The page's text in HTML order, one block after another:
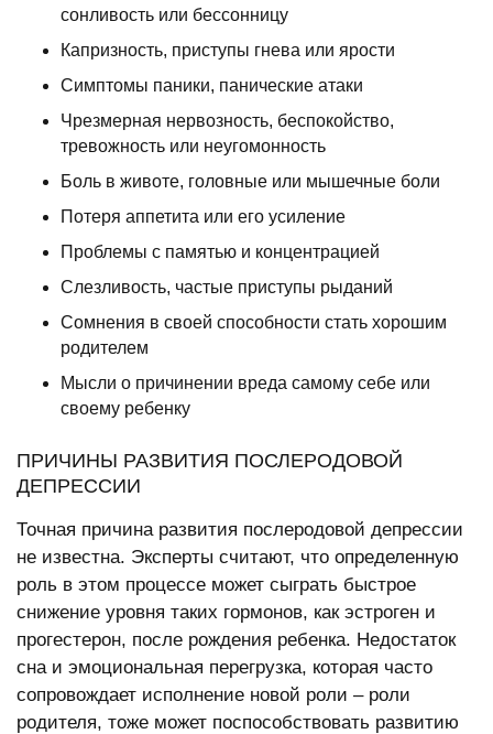
сонливость или бессонницу
Капризность, приступы гнева или ярости
Симптомы паники, панические атаки
Чрезмерная нервозность, беспокойство,
тревожность или неугомонность
Боль в животе, головные или мышечные боли
Потеря аппетита или его усиление
Проблемы с памятью и концентрацией
Слезливость, частые приступы рыданий
Сомнения в своей способности стать хорошим
родителем
Мысли о причинении вреда самому себе или
своему ребенку
ПРИЧИНЫ РАЗВИТИЯ ПОСЛЕРОДОВОЙ
ДЕПРЕССИИ
Точная причина развития послеродовой депрессии
не известна. Эксперты считают, что определенную
роль в этом процессе может сыграть быстрое
снижение уровня таких гормонов, как эстроген и
прогестерон, после рождения ребенка. Недостаток
сна и эмоциональная перегрузка, которая часто
сопровождает исполнение новой роли – роли
родителя, тоже может поспособствовать развитию